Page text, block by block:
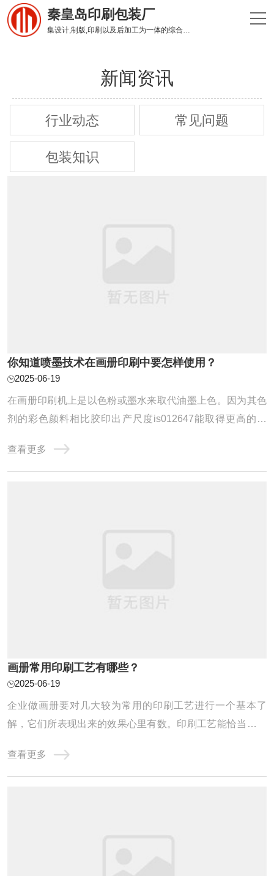
秦皇岛印刷包装厂
集设计,制版,印刷以及后加工为一体的综合性印刷企业
新闻资讯
行业动态 常见问题
包装知识
你知道喷墨技术在画册印刷中要怎样使用？
2025-06-19
在画册印刷机上是以色粉或墨水来取代油墨上色。因为其色
剂的彩色颜料相比胶印出产尺度is012647能取得更高的密
秀的色彩治理软件的共同，令其不仅能模拟一般印刷品的效
果，同时可以模拟其它出产效果，如丝网印刷，数码印刷，
查看更多
画册常用印刷工艺有哪些？
2025-06-19
企业做画册要对几大较为常用的印刷工艺进行一个基本了
解，它们所表现出来的效果心里有数。印刷工艺能恰当地运
我们简单来了解一下画册中常用的印刷工艺。烫金、烫银，
UV、起鼓、压凹、压纹、啤、植绒、金聪、热压、裱、Y
查看更多